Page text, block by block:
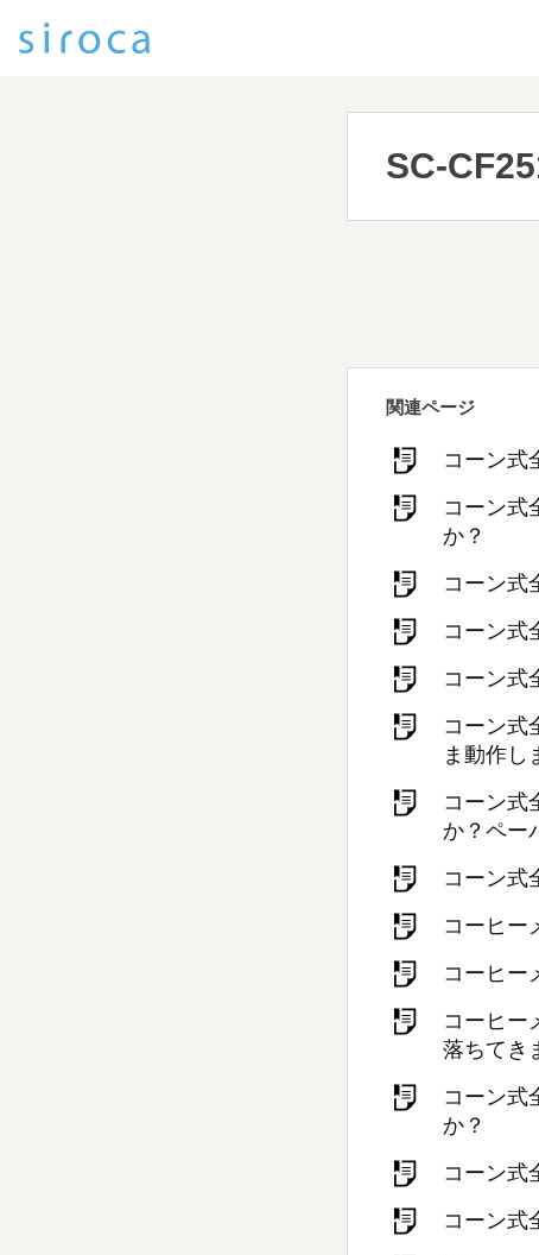
SC-
関連ページ
コーン式
コーン式
か？
コーン式
コーン式
コーン式
コーン式
ま動作し
コーン式
か？ペー
コーン式
コーヒー
コーヒー
コーヒー
落ちてき
コーン式
か？
コーン式
コーン式